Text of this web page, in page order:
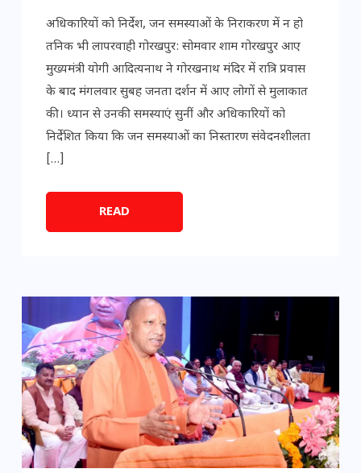
अधिकारियों को निर्देश, जन समस्याओं के निराकरण में न हो
तनिक भी लापरवाही गोरखपुर: सोमवार शाम गोरखपुर आए
मुख्यमंत्री योगी आदित्यनाथ ने गोरखनाथ मंदिर में रात्रि प्रवास
के बाद मंगलवार सुबह जनता दर्शन में आए लोगों से मुलाकात
की। ध्यान से उनकी समस्याएं सुनीं और अधिकारियों को
निर्देशित किया कि जन समस्याओं का निस्तारण संवेदनशीलता
[…]
READ